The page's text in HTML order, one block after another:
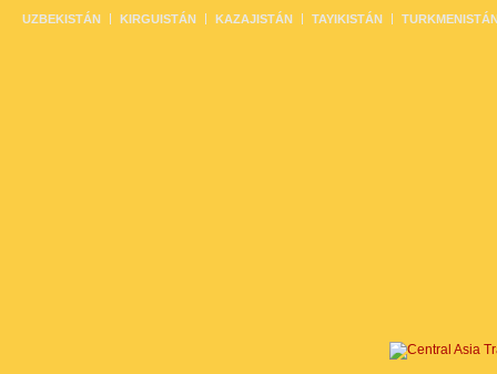
UZBEKISTÁN KIRGUISTÁN KAZAJISTÁN TAYIKISTÁN